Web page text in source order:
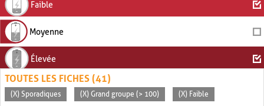
Faible
Moyenne
Élevée
TOUTES LES FICHES (41)
(X) Sporadiques (X) Grand groupe (> 100) (X) Faible